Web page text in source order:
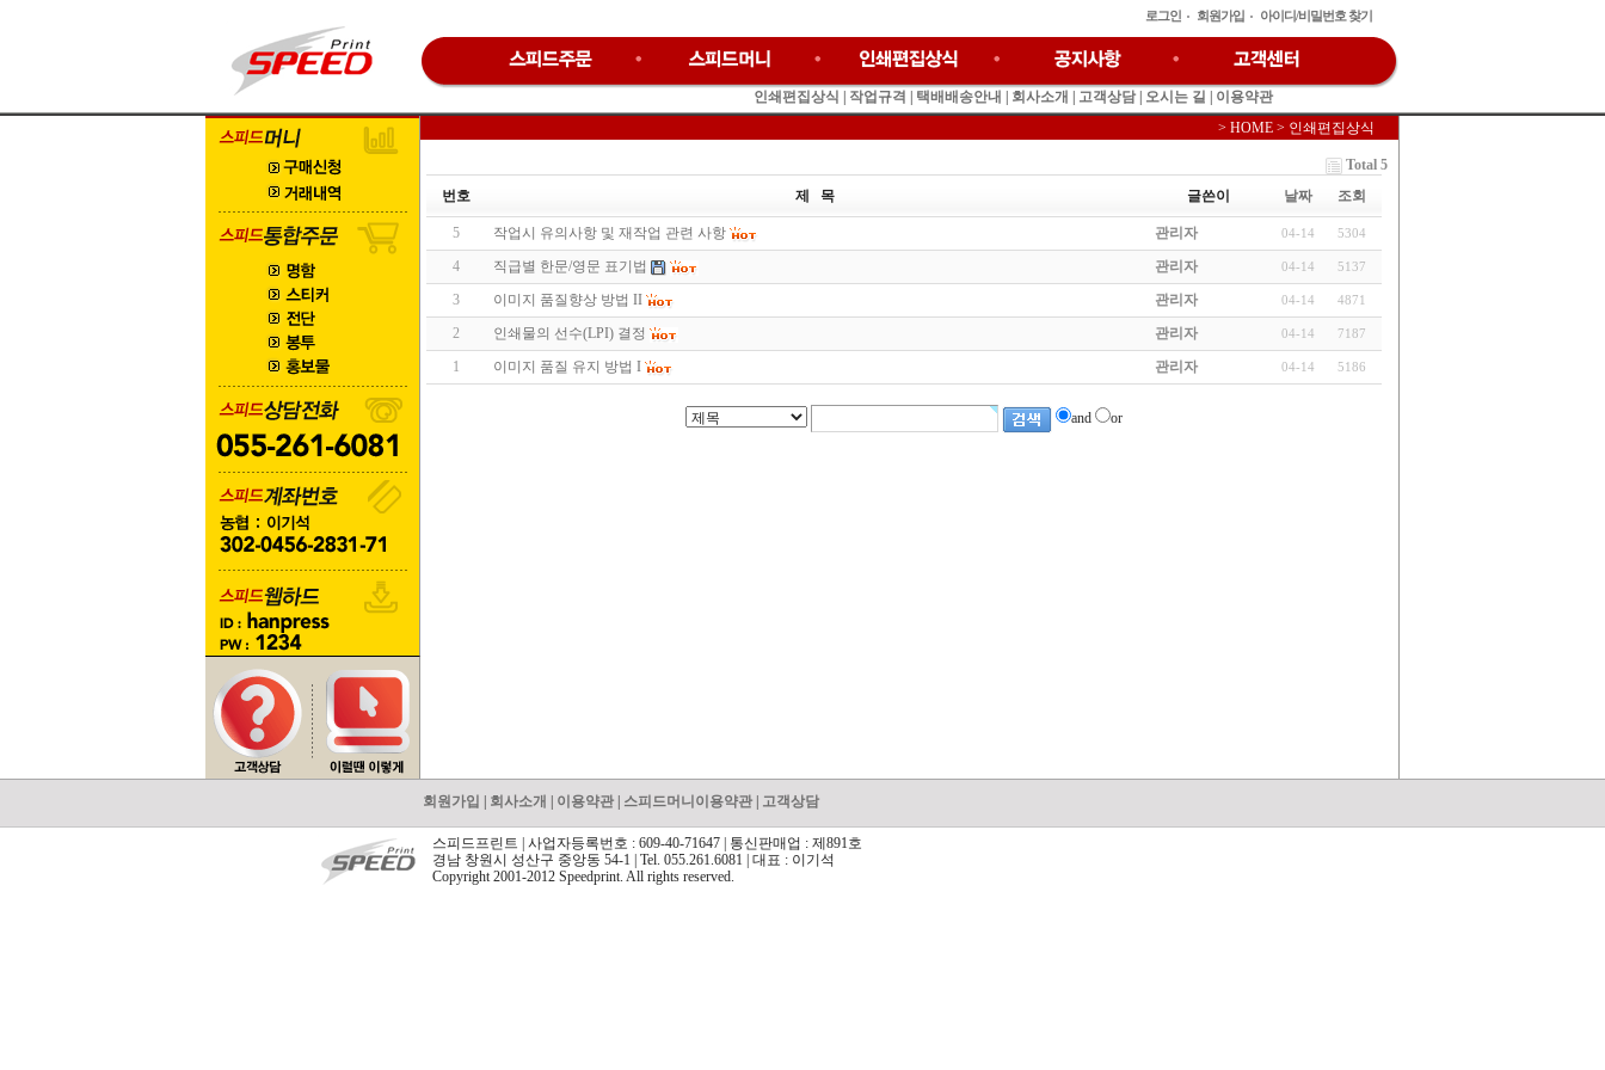
로그인 회원가입 아이디/비밀번호 찾기
인쇄편집상식 작업규격 택배배송안내 회사소개 고객상담 오시는 길
이용약관
> HOME > 인쇄편집상식
Total 5
번호
제 목 글쓴이 날짜 조회
5 작업시 유의사항 및 재작업 관련 사항 관리자 04-14 5304
4 직급별 한문/영문 표기법 관리자 04-14 5137
3 이미지 품질향상 방법 II 관리자 04-14 4871
2 인쇄물의 선수(LPI) 결정 관리자 04-14 7187
1 이미지 품질 유지 방법 I 관리자 04-14 5186
and or
회원가입 회사소개 이용약관 스피드머니이용약관 고객상담
스피드프린트 | 사업자등록번호 : 609-40-71647 | 통신판매업 : 제891호
경남 창원시 성산구 중앙동 54-1 | Tel. 055.261.6081 | 대표 : 이기석
Copyright 2001-2012 Speedprint. All rights reserved.